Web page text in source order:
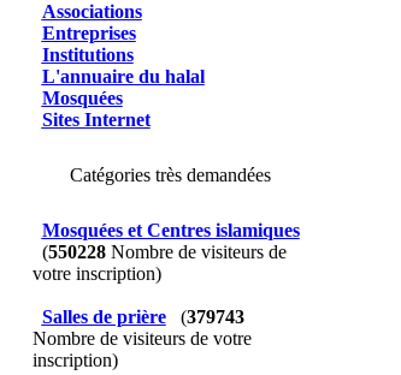
Associations
Entreprises
Institutions
L'annuaire du halal
Mosquées
Sites Internet
Catégories très demandées
Mosquées et Centres islamiques
(550228Nombre de visiteurs de
votre inscription)
Salles de prière (379743
Nombre de visiteurs de votre
inscription)